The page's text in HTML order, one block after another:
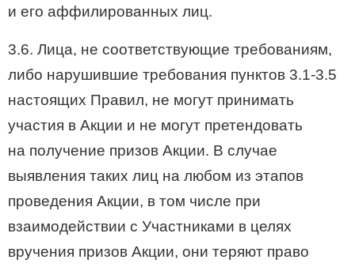
и его аффилированных лиц.
3.6. Лица, не соответствующие требованиям,
либо нарушившие требования пунктов 3.1-3.5
настоящих Правил, не могут принимать
участия в Акции и не могут претендовать
на получение призов Акции. В случае
выявления таких лиц на любом из этапов
проведения Акции, в том числе при
взаимодействии с Участниками в целях
вручения призов Акции, они теряют право